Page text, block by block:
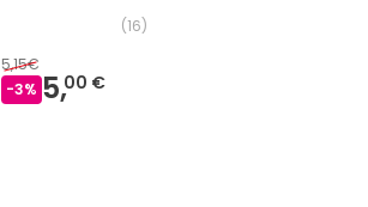
(16)
5,15€
-3% 5,00 €